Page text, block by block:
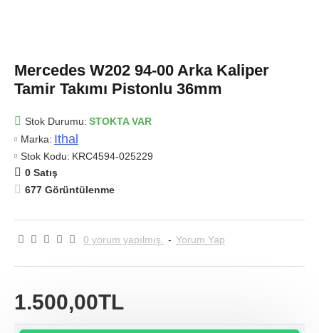
Mercedes W202 94-00 Arka Kaliper
Tamir Takımı Pistonlu 36mm
Stok Durumu: STOKTA VAR
Marka: Ithal
Stok Kodu: KRC4594-025229
0 Satış
677 Görüntülenme
0 yorum yapılmış. - Yorum Yap
1.500,00TL